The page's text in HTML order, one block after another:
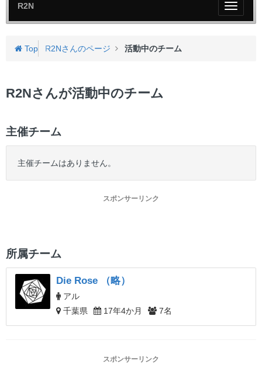
My
ペ
R2N
Top R2Nさんのページ 活動中のチーム
R2Nさんが活動中のチーム
主催チーム
主催チームはありません。
スポンサーリンク
所属チーム
Die Rose （略）
アル
千葉県
17年4か月 7名
スポンサーリンク